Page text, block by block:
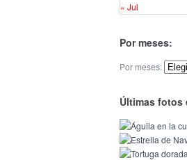
« Jul
Por meses:
Por meses:
Últimas fotos